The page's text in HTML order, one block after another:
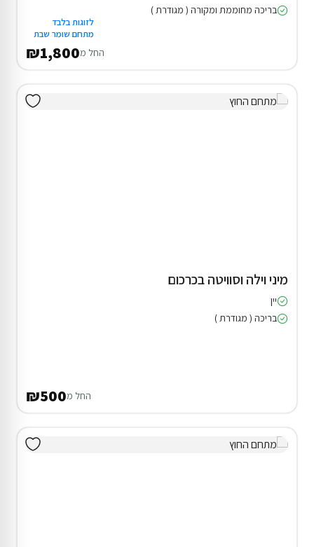
בריכה מחוממת ומקורה ( מגודרת )
לזוגות בלבד
מתחם שומר שבת
החל מ₪1,800
מיני וילה וסוויטה בכרכום
יין
בריכה ( מגודרת )
החל מ₪500